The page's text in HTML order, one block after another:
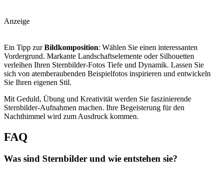
Anzeige
Ein Tipp zurBildkomposition: Wählen Sie einen interessanten
Vordergrund. Markante Landschaftselemente oder Silhouetten
verleihen Ihren Sternbilder-Fotos Tiefe und Dynamik. Lassen Sie
sich von atemberaubenden Beispielfotos inspirieren und entwickeln
Sie Ihren eigenen Stil.
Mit Geduld, Übung und Kreativität werden Sie faszinierende
Sternbilder-Aufnahmen machen. Ihre Begeisterung für den
Nachthimmel wird zum Ausdruck kommen.
FAQ
Was sind Sternbilder und wie entstehen sie?